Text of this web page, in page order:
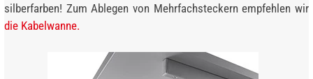
silberfarben! Zum Ablegen von Mehrfachsteckern empfehlen wir
die Kabelwanne.